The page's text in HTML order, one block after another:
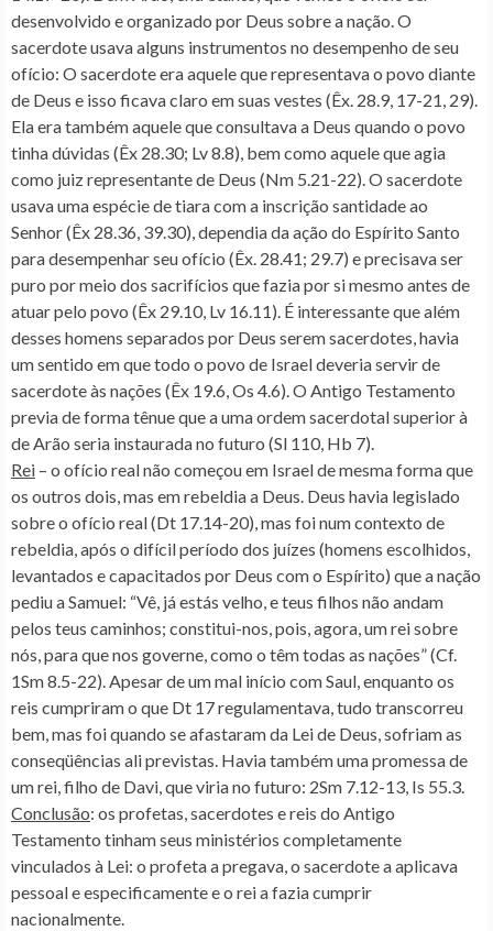
desenvolvido e organizado por Deus sobre a nação. O
sacerdote usava alguns instrumentos no desempenho de seu
ofício: O sacerdote era aquele que representava o povo diante
de Deus e isso ficava claro em suas vestes (Êx. 28.9, 17-21, 29).
Ela era também aquele que consultava a Deus quando o povo
tinha dúvidas (Êx 28.30; Lv 8.8), bem como aquele que agia
como juiz representante de Deus (Nm 5.21-22). O sacerdote
usava uma espécie de tiara com a inscrição santidade ao
Senhor (Êx 28.36, 39.30), dependia da ação do Espírito Santo
para desempenhar seu ofício (Êx. 28.41; 29.7) e precisava ser
puro por meio dos sacrifícios que fazia por si mesmo antes de
atuar pelo povo (Êx 29.10, Lv 16.11). É interessante que além
desses homens separados por Deus serem sacerdotes, havia
um sentido em que todo o povo de Israel deveria servir de
sacerdote às nações (Êx 19.6, Os 4.6). O Antigo Testamento
previa de forma tênue que a uma ordem sacerdotal superior à
de Arão seria instaurada no futuro (Sl 110, Hb 7).
Rei – o ofício real não começou em Israel de mesma forma que
os outros dois, mas em rebeldia a Deus. Deus havia legislado
sobre o ofício real (Dt 17.14-20), mas foi num contexto de
rebeldia, após o difícil período dos juízes (homens escolhidos,
levantados e capacitados por Deus com o Espírito) que a nação
pediu a Samuel: “Vê, já estás velho, e teus filhos não andam
pelos teus caminhos; constitui-nos, pois, agora, um rei sobre
nós, para que nos governe, como o têm todas as nações” (Cf.
1Sm 8.5-22). Apesar de um mal início com Saul, enquanto os
reis cumpriram o que Dt 17 regulamentava, tudo transcorreu
bem, mas foi quando se afastaram da Lei de Deus, sofriam as
conseqüências ali previstas. Havia também uma promessa de
um rei, filho de Davi, que viria no futuro: 2Sm 7.12-13, Is 55.3.
Conclusão: os profetas, sacerdotes e reis do Antigo
Testamento tinham seus ministérios completamente
vinculados à Lei: o profeta a pregava, o sacerdote a aplicava
pessoal e especificamente e o rei a fazia cumprir
nacionalmente.